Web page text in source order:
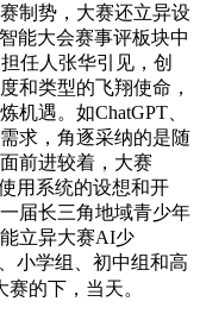
制势，大赛还立异设
能大会赛事评板块中
任人张华引见，创
和类型的飞翔使命，
机遇。如ChatGPT、
求，角逐采纳的是随
前进较着，大赛
用系统的设想和开
届长三角地域青少年
立异大赛AI少
小学组、初中组和高
的下，当天。